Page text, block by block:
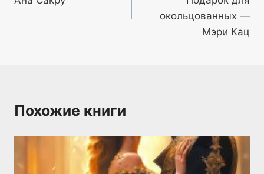
записям
окольцованных —
Мэри Кац
Похожие книги